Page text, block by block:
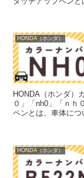
HONDA（ホンダ）
HONDA（ホンダ）
０」「nh0」「ｎｈ
ペンとは、車体に
HONDA（ホンダ）